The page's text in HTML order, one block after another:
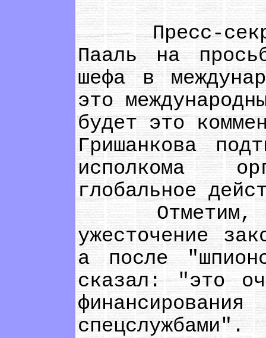
Пресс-
Пааль на
шефа в
это
будет это
Гришанкова
исполкома
глобальное
Отметим, что
ужесточение
а после
сказал: "это
спецслужбами".